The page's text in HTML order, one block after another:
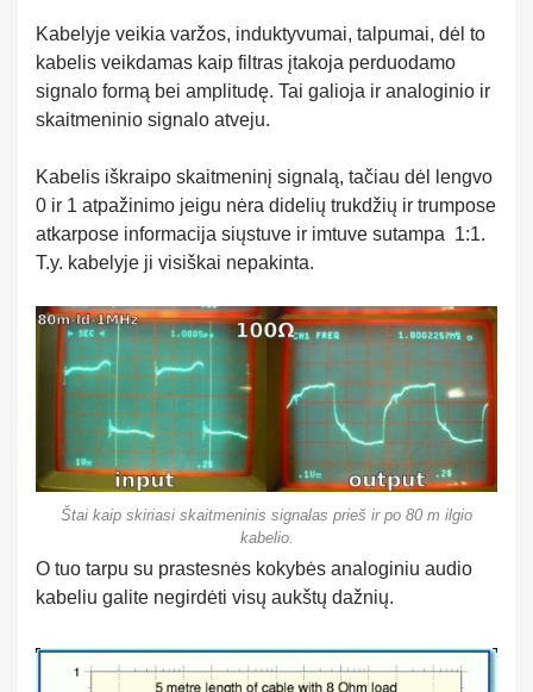
Kabelyje veikia varžos, induktyvumai, talpumai, dėl to
kabelis veikdamas kaip filtras įtakoja perduodamo
signalo formą bei amplitudę. Tai galioja ir analoginio ir
skaitmeninio signalo atveju.
Kabelis iškraipo skaitmeninį signalą, tačiau dėl lengvo
0 ir 1 atpažinimo jeigu nėra didelių trukdžių ir trumpose
atkarpose informacija siųstuve ir imtuve sutampa 1:1.
T.y. kabelyje ji visiškai nepakinta.
Štai kaip skiriasi skaitmeninis signalas prieš ir po 80 m ilgio
kabelio.
O tuo tarpu su prastesnės kokybės analoginiu audio
kabeliu galite negirdėti visų aukštų dažnių.